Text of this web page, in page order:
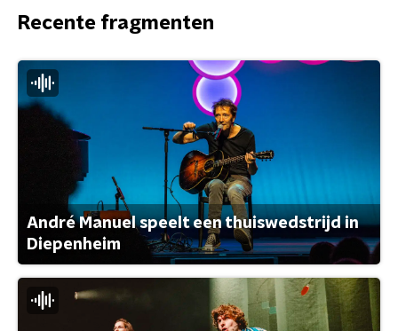
Recente fragmenten
André Manuel speelt een thuiswedstrijd in
Diepenheim